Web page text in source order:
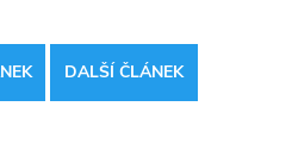
DALŠÍ ČLÁNEK